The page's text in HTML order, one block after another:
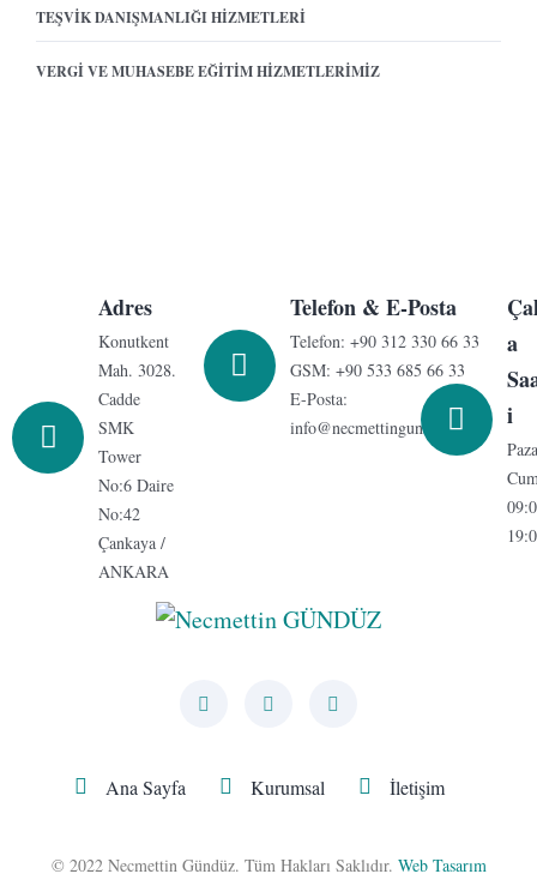
TEŞVIK DANIŞMANLIĞI HIZMETLERI
VERGI VE MUHASEBE EĞITIM HIZMETLERIMIZ
Adres
Konutkent
Mah. 3028.
Cadde
SMK
Tower
No:6 Daire
No:42
Çankaya /
ANKARA
Telefon & E-Posta
Telefon: +90 312 330 66 33
GSM: +90 533 685 66 33
E-Posta:
info@necmettingunduz.com
a
i
Ana Sayfa Kurumsal İletişim
© 2022 Necmettin Gündüz. Tüm Hakları Saklıdır. Web Tasarım